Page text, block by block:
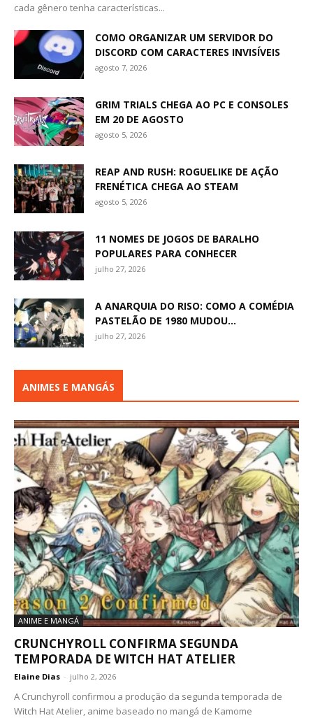
cada gênero tenha características...
COMO ORGANIZAR UM SERVIDOR DO
DISCORD COM CARACTERES INVISÍVEIS
agosto 7, 2026
GRIM TRIALS CHEGA AO PC E CONSOLES
EM 20 DE AGOSTO
agosto 5, 2026
REAP AND RUSH: ROGUELIKE DE AÇÃO
FRENÉTICA CHEGA AO STEAM
agosto 5, 2026
11 NOMES DE JOGOS DE BARALHO
POPULARES PARA CONHECER
julho 27, 2026
A ANARQUIA DO RISO: COMO A COMÉDIA
PASTELÃO DE 1980 MUDOU...
julho 27, 2026
ANIMES E MANGÁS
ANIME E MANGÁ
CRUNCHYROLL CONFIRMA SEGUNDA
TEMPORADA DE WITCH HAT ATELIER
Elaine Dias - julho 2, 2026
A Crunchyroll confirmou a produção da segunda temporada de
Witch Hat Atelier, anime baseado no mangá de Kamome